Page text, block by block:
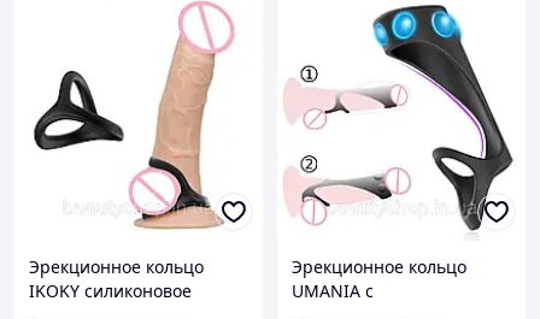
Эрекционное кольцо
IKOKY силиконовое
Эрекционное кольцо
UMANIA с